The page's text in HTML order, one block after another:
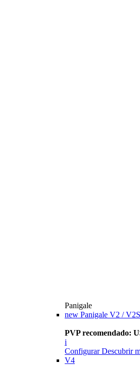
Panigale
new Panigale V2 / V2S
PVP recomendado:
i
Configurar Descubrir
V4